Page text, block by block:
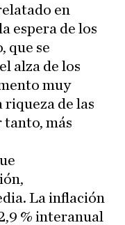
en
espera de los
que se
alza de los
muy
de las
tanto, más
La inflación
% interanual